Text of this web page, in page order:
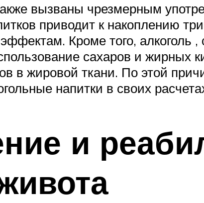
вызваны чрезмерным
приводит к накоплению
Кроме того, алкоголь
сахаров и жирных
в жировой ткани. По этой
напитки в своих
и